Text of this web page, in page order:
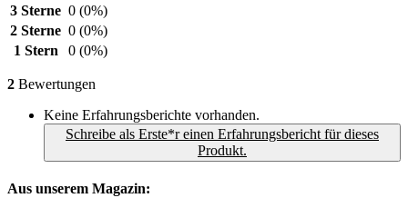
3 Sterne 0 (0%)
2 Sterne 0 (0%)
1 Stern
0 (0%)
2 Bewertungen
Keine Erfahrungsberichte vorhanden.
Schreibe als Erste*r einen Erfahrungsbericht für dieses
Produkt.
Aus unserem Magazin: